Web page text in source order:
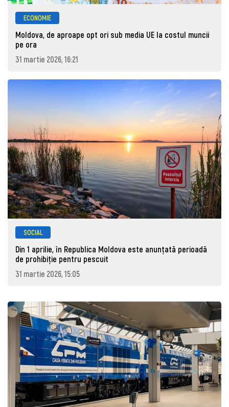
ECONOMIE
Moldova, de aproape opt ori sub media UE la costul muncii
pe ora
31 martie 2026, 16:21
SOCIAL
Din 1 aprilie, în Republica Moldova este anunţată perioadă
de prohibiţie pentru pescuit
31 martie 2026, 15:05